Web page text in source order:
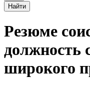
Найти
Резюме
должность
широкого